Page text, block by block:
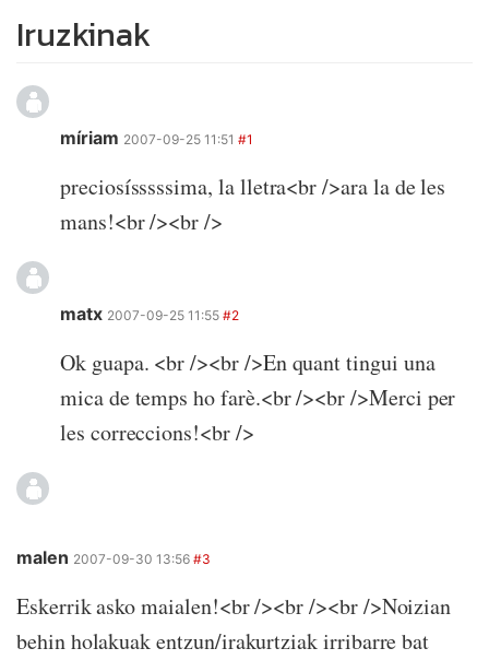
Iruzkinak
míriam 2007-09-25 11:51 #1
preciosísssssima, la lletra<br />ara la de les
mans!<br /><br />
matx 2007-09-25 11:55 #2
Ok guapa. <br /><br />En quant tingui una
mica de temps ho farè.<br /><br />Merci per
les correccions!<br />
malen 2007-09-30 13:56 #3
Eskerrik asko maialen!<br /><br /><br />Noizian
behin holakuak entzun/irakurtziak irribarre bat